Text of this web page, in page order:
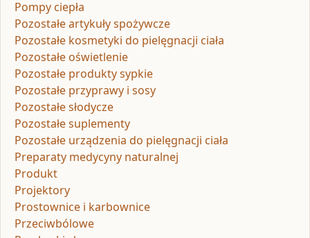
Pompy ciepła
Pozostałe artykuły spożywcze
Pozostałe kosmetyki do pielęgnacji ciała
Pozostałe oświetlenie
Pozostałe produkty sypkie
Pozostałe przyprawy i sosy
Pozostałe słodycze
Pozostałe suplementy
Pozostałe urządzenia do pielęgnacji ciała
Preparaty medycyny naturalnej
Produkt
Projektory
Prostownice i karbownice
Przeciwbólowe